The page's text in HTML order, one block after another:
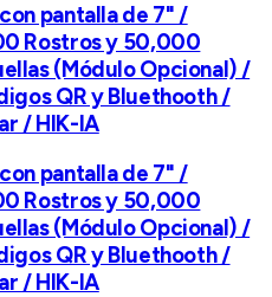
pantalla de 7" /
Rostros y 50,000
(Módulo Opcional) /
QR y Bluethooth /
/ HIK-IA
pantalla de 7" /
Rostros y 50,000
(Módulo Opcional) /
QR y Bluethooth /
/ HIK-IA